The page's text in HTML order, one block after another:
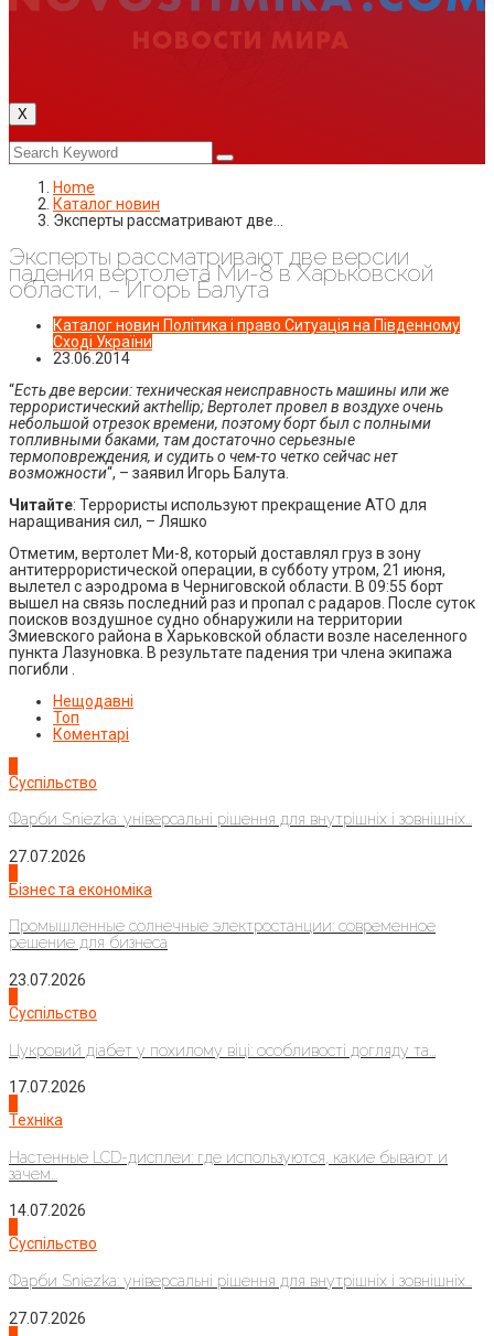
X
Home
Каталог новин
Эксперты рассматривают две…
Эксперты рассматривают две версии
падения вертолета Ми-8 в Харьковской
области, – Игорь Балута
Каталог новин Політика і право Ситуація на Південному
Сході України
23.06.2014
“Есть две версии: техническая неисправность машины или же
террористический актhellip; Вертолет провел в воздухе очень
небольшой отрезок времени, поэтому борт был с полными
топливными баками, там достаточно серьезные
термоповреждения, и судить о чем-то четко сейчас нет
возможности“, – заявил Игорь Балута.
Читайте: Террористы используют прекращение АТО для
наращивания сил, – Ляшко
Отметим, вертолет Ми-8, который доставлял груз в зону
антитеррористической операции, в субботу утром, 21 июня,
вылетел с аэродрома в Черниговской области. В 09:55 борт
вышел на связь последний раз и пропал с радаров. После суток
поисков воздушное судно обнаружили на территории
Змиевского района в Харьковской области возле населенного
пункта Лазуновка. В результате падения три члена экипажа
погибли .
Нещодавні
Топ
Коментарі
Суспільство
Фарби Sniezka: універсальні рішення для внутрішніх і зовнішніх...
27.07.2026
Бізнес та економіка
Промышленные солнечные электростанции: современное
решение для бизнеса
23.07.2026
Суспільство
Цукровий діабет у похилому віці: особливості догляду та...
17.07.2026
Техніка
Настенные LCD-дисплеи: где используются, какие бывают и
зачем...
14.07.2026
Суспільство
Фарби Sniezka: універсальні рішення для внутрішніх і зовнішніх...
27.07.2026